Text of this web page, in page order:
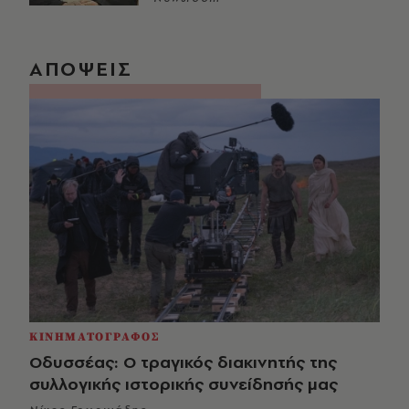
ΑΠΟΨΕΙΣ
ΚΙΝΗΜΑΤΟΓΡΑΦΟΣ
Οδυσσέας: Ο τραγικός διακινητής της
συλλογικής ιστορικής συνείδησής μας